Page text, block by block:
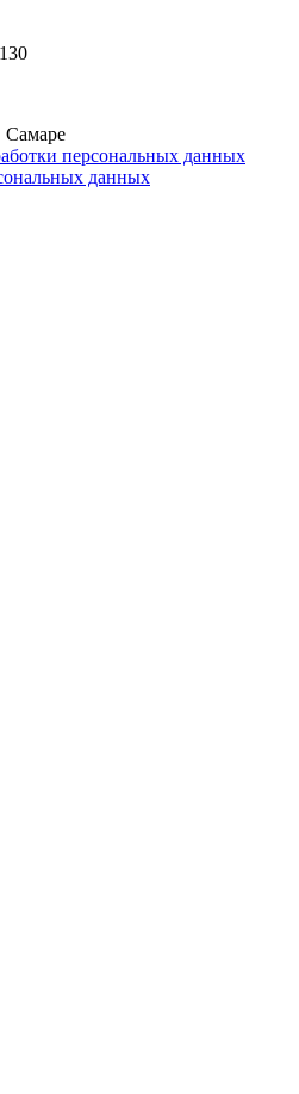
Самаре
персональных данных
данных